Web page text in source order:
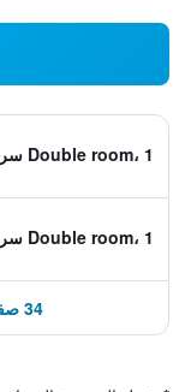
Double room، 1 سرير توأم
Double room، 1 سرير مزدوج
34 صفقة إضافية ابتداءً من 148 ﷼